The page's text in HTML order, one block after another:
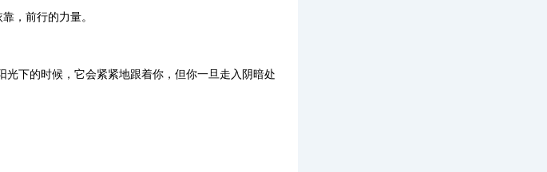
，前行的力量。
下的时候，它会紧紧地跟着你，但你一旦走入阴暗处